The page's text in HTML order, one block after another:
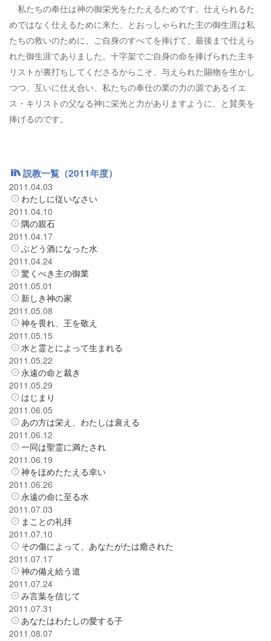
私たちの奉仕は神の御栄光をたたえるためです。仕えられるた
めではなく仕えるために来た、とおっしゃられた主の御生涯は私
たちの救いのために、ご自身のすべてを捧げて、最後まで仕えら
れた御生涯でありました。十字架でご自身の命を捧げられた主キ
リストが裏打ちしてくださるからこそ、与えられた賜物を生かし
つつ、互いに仕え合い、私たちの奉仕の業の力の源であるイエ
ス・キリストの父なる神に栄光と力がありますように、と賛美を
捧げるのです。
説教一覧（2011年度）
2011.04.03
わたしに従いなさい
2011.04.10
隅の親石
2011.04.17
ぶどう酒になった水
2011.04.24
驚くべき主の御業
2011.05.01
新しき神の家
2011.05.08
神を畏れ、王を敬え
2011.05.15
水と霊とによって生まれる
2011.05.22
永遠の命と裁き
2011.05.29
はじまり
2011.06.05
あの方は栄え、わたしは衰える
2011.06.12
一同は聖霊に満たされ
2011.06.19
神をほめたたえる幸い
2011.06.26
永遠の命に至る水
2011.07.03
まことの礼拝
2011.07.10
その傷によって、あなたがたは癒された
2011.07.17
神の備え給う道
2011.07.24
み言葉を信じて
2011.07.31
あなたはわたしの愛する子
2011.08.07